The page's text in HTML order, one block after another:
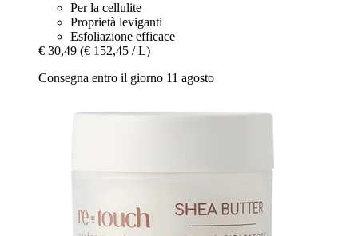
Per la cellulite
Proprietà leviganti
Esfoliazione efficace
€ 30,49 (€ 152,45 / L)
Consegna entro il giorno 11 agosto